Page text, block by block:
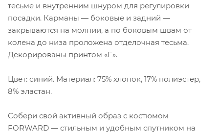
тесьме и внутренним шнуром для регулировки
посадки. Карманы — боковые и задний —
закрываются на молнии, а по боковым швам от
колена до низа проложена отделочная тесьма.
Декорированы принтом «F».
Цвет: синий. Материал: 75% хлопок, 17% полиэстер,
8% эластан.
Собери свой активный образ с костюмом
FORWARD — стильным и удобным спутником на